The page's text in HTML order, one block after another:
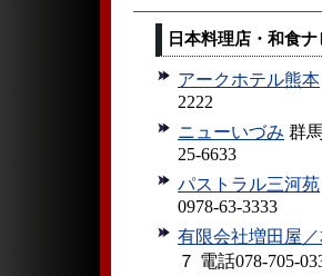
日本料理店・和食
アークホテル熊本
2222
ニューいづみ 群
25-6633
パストラル三河苑
0978-63-3333
有限会社増田屋
７ 電話078-705-